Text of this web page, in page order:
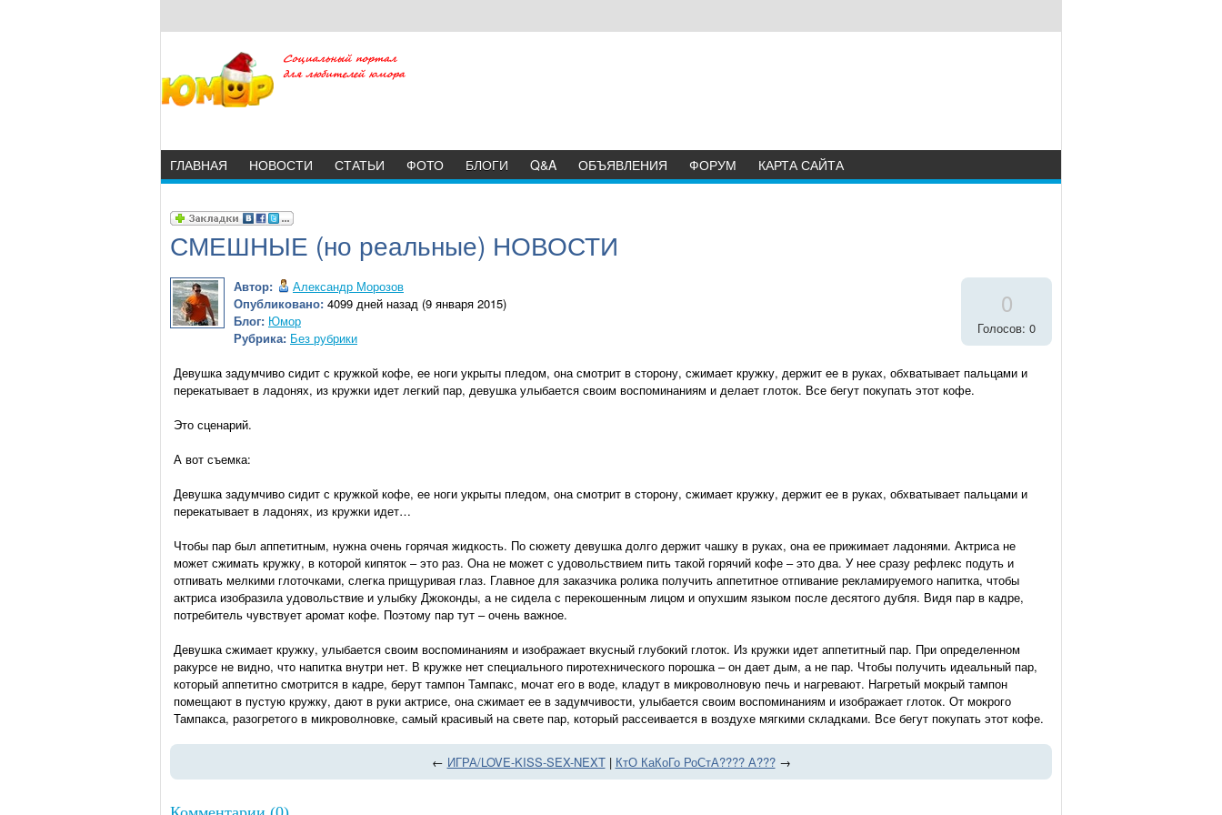
ГЛАВНАЯ НОВОСТИ СТАТЬИ ФОТО БЛОГИ Q&A ОБЪЯВЛЕНИЯ ФОРУМ КАРТА САЙТА
СМЕШНЫЕ (но реальные) НОВОСТИ
Автор:
Александр Морозов
Опубликовано: 4099 дней назад (9 января 2015)
Блог: Юмор
Рубрика: Без рубрики
0
Голосов: 0
Девушка задумчиво сидит с кружкой кофе, ее ноги укрыты пледом, она смотрит в сторону, сжимает кружку, держит ее в руках, обхватывает пальцами и
перекатывает в ладонях, из кружки идет легкий пар, девушка улыбается своим воспоминаниям и делает глоток. Все бегут покупать этот кофе.
Это сценарий.
А вот съемка:
Девушка задумчиво сидит с кружкой кофе, ее ноги укрыты пледом, она смотрит в сторону, сжимает кружку, держит ее в руках, обхватывает пальцами и
перекатывает в ладонях, из кружки идет…
Чтобы пар был аппетитным, нужна очень горячая жидкость. По сюжету девушка долго держит чашку в руках, она ее прижимает ладонями. Актриса не
может сжимать кружку, в которой кипяток – это раз. Она не может с удовольствием пить такой горячий кофе – это два. У нее сразу рефлекс подуть и
отпивать мелкими глоточками, слегка прищуривая глаз. Главное для заказчика ролика получить аппетитное отпивание рекламируемого напитка, чтобы
актриса изобразила удовольствие и улыбку Джоконды, а не сидела с перекошенным лицом и опухшим языком после десятого дубля. Видя пар в кадре,
потребитель чувствует аромат кофе. Поэтому пар тут – очень важное.
Девушка сжимает кружку, улыбается своим воспоминаниям и изображает вкусный глубокий глоток. Из кружки идет аппетитный пар. При определенном
ракурсе не видно, что напитка внутри нет. В кружке нет специального пиротехнического порошка – он дает дым, а не пар. Чтобы получить идеальный пар,
который аппетитно смотрится в кадре, берут тампон Тампакс, мочат его в воде, кладут в микроволновую печь и нагревают. Нагретый мокрый тампон
помещают в пустую кружку, дают в руки актрисе, она сжимает ее в задумчивости, улыбается своим воспоминаниям и изображает глоток. От мокрого
Тампакса, разогретого в микроволновке, самый красивый на свете пар, который рассеивается в воздухе мягкими складками. Все бегут покупать этот кофе.
← ИГРА/LOVE-KISS-SEX-NEXT| КтО КаКоГо РоСтА???? А???→